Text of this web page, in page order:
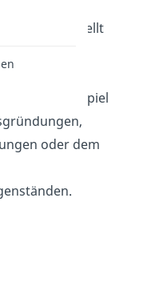
erstellt
wie zum Beispiel
oder dem